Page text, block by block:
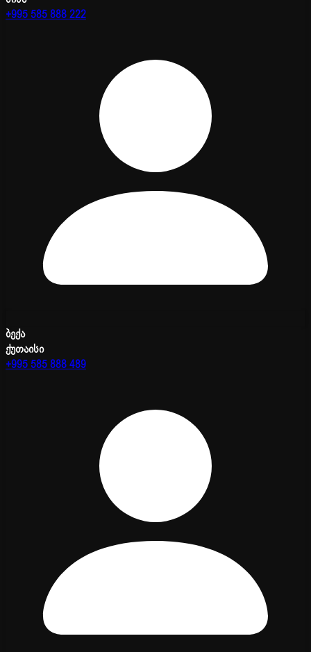
+995 585 888 222
ბექა
ქუთაისი
+995 585 888 489